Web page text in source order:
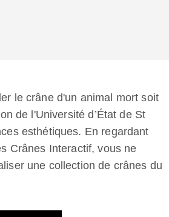
le crâne d'un animal mort soit
de l'Université d’État de St
esthétiques. En regardant
Crânes Interactif, vous ne
une collection de crânes du